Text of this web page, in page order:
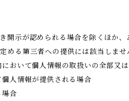
開示が認められる場合を除くほか
める第三者への提供には該当しませ
おいて個人情報の取扱いの全部又
人情報が提供される場合
場合